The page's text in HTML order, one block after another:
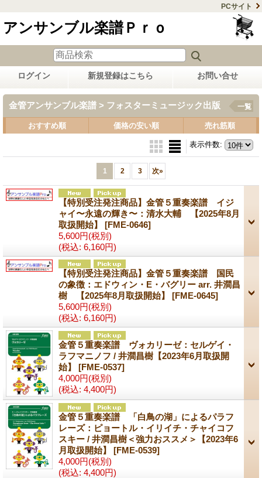
PCサイト
アンサンブル楽譜Ｐｒｏ
ログイン 新規登録はこちら お問い合せ
金管アンサンブル楽譜 > フォスターミュージック出版 一覧
おすすめ順 価格の安い順 売れ筋順
表示件数:
1 2 3 次»
【特別受注発注商品】金管５重奏楽譜 イジ
ャイ〜永遠の輝き〜：清水大輔 【2025年8月
取扱開始】 [FME-0646]
5,600円(税別)
(税込: 6,160円)
【特別受注発注商品】金管５重奏楽譜 国民
の象徴：エドウィン・E・バグリー arr. 井澗昌
樹 【2025年8月取扱開始】 [FME-0645]
5,600円(税別)
(税込: 6,160円)
金管５重奏楽譜 ヴォカリーゼ：セルゲイ・
ラフマニノフ / 井澗昌樹【2023年6月取扱開
始】 [FME-0537]
4,000円(税別)
(税込: 4,400円)
金管５重奏楽譜 「白鳥の湖」によるパラフ
レーズ：ピョートル・イリイチ・チャイコフ
スキー / 井澗昌樹＜強力おススメ＞【2023年6
月取扱開始】 [FME-0539]
4,000円(税別)
(税込: 4,400円)